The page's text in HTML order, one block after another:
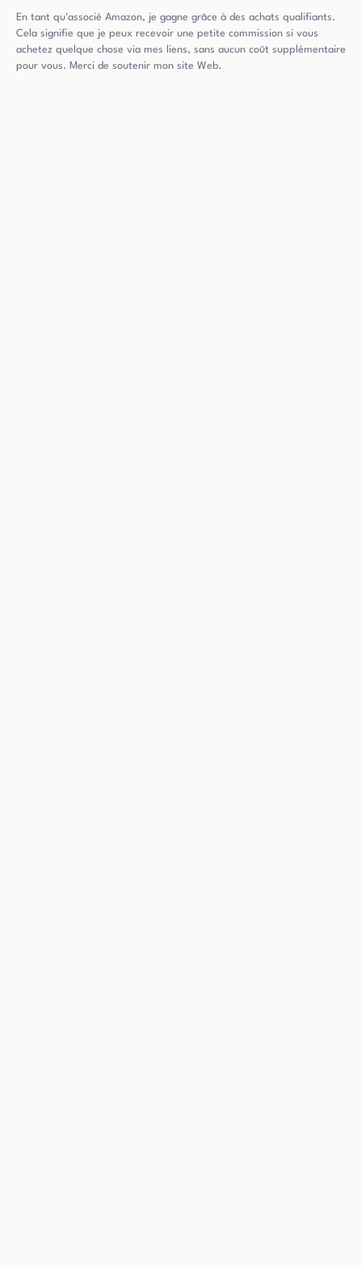
En tant qu'associé Amazon, je gagne grâce à des achats qualifiants.
Cela signifie que je peux recevoir une petite commission si vous
achetez quelque chose via mes liens, sans aucun coût supplémentaire
pour vous. Merci de soutenir mon site Web.